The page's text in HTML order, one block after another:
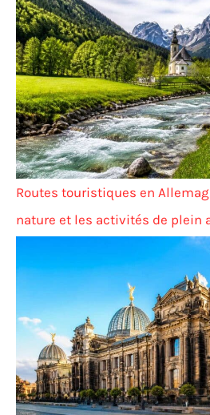
Routes touristiques en
nature et les activités de plein